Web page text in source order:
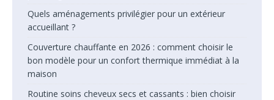
Quels aménagements privilégier pour un extérieur
accueillant ?
Couverture chauffante en 2026 : comment choisir le
bon modèle pour un confort thermique immédiat à la
maison
Routine soins cheveux secs et cassants : bien choisir